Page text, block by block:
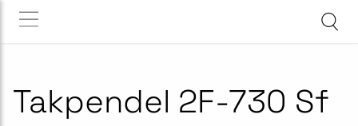
Takpendel 2F-730 Sf